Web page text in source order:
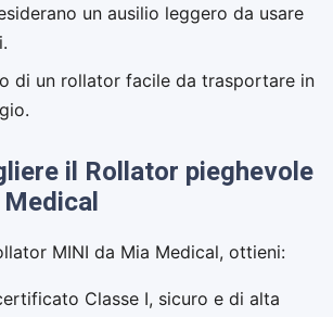
un ausilio leggero da usare
di un rollator facile da trasportare in
il Rollator pieghevole
MINI da Mia Medical, ottieni:
Classe I, sicuro e di alta